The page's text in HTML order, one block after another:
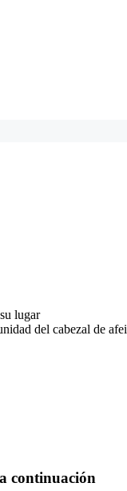
lugar
del cabezal de
continuación